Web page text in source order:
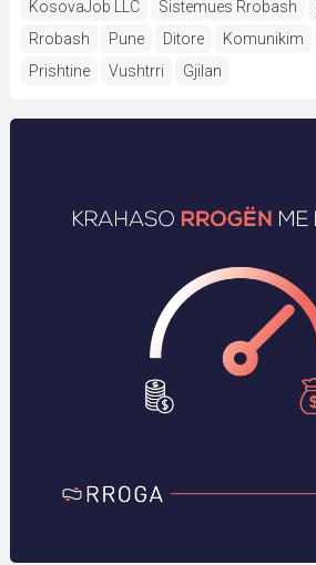
KosovaJob LLC Sistemues Rrobash
Rrobash
Pune Ditore Komunikim
Prishtine
Vushtrri Gjilan